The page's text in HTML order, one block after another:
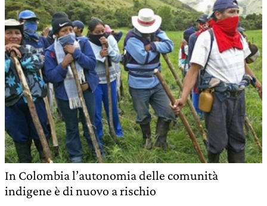
In Colombia l’autonomia delle comunità
indigene è di nuovo a rischio